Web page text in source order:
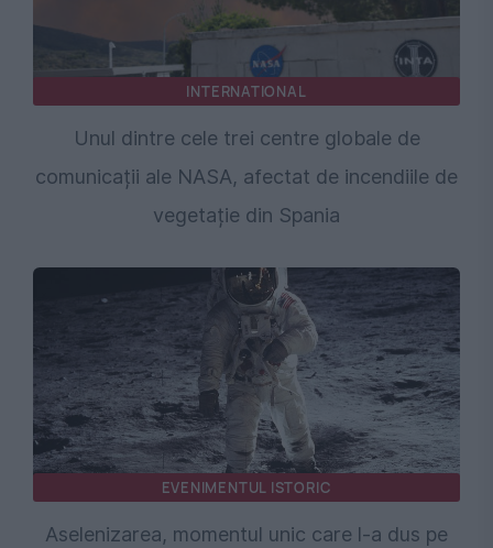
INTERNATIONAL
Unul dintre cele trei centre globale de
comunicații ale NASA, afectat de incendiile de
vegetație din Spania
EVENIMENTUL ISTORIC
Aselenizarea, momentul unic care l-a dus pe